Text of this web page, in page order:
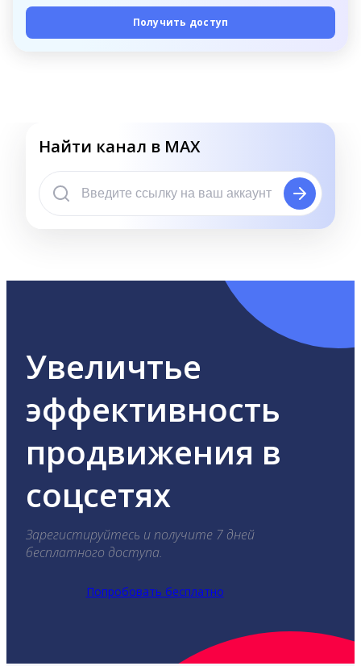
Получить доступ
Найти канал в MAX
Увеличтье
эффективность
продвижения в
соцсетях
Зарегистируйтесь и получите 7 дней
бесплатного доступа.
Попробовать бесплатно